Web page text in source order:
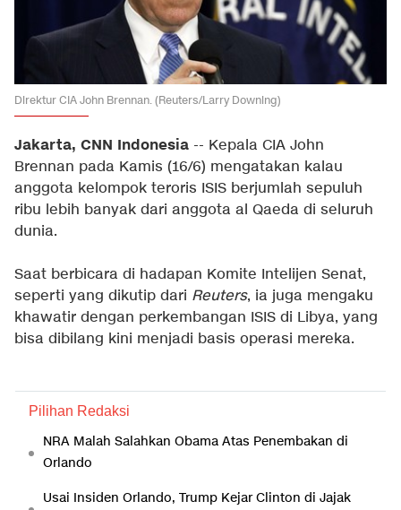
Direktur CIA John Brennan. (Reuters/Larry Downing)
Jakarta, CNN Indonesia -- Kepala CIA John
Brennan pada Kamis (16/6) mengatakan kalau
anggota kelompok teroris ISIS berjumlah sepuluh
ribu lebih banyak dari anggota al Qaeda di seluruh
dunia.
Saat berbicara di hadapan Komite Intelijen Senat,
seperti yang dikutip dari Reuters, ia juga mengaku
khawatir dengan perkembangan ISIS di Libya, yang
bisa dibilang kini menjadi basis operasi mereka.
Pilihan Redaksi
NRA Malah Salahkan Obama Atas Penembakan di
Orlando
Usai Insiden Orlando, Trump Kejar Clinton di Jajak